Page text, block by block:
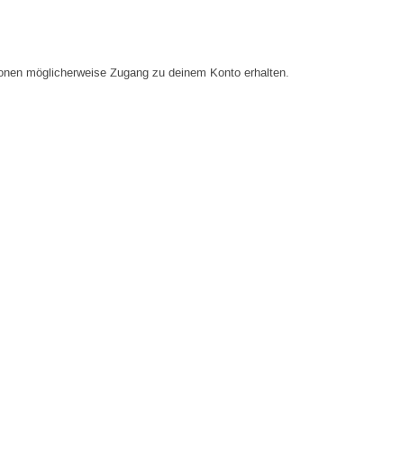
möglicherweise Zugang zu deinem Konto erhalten.